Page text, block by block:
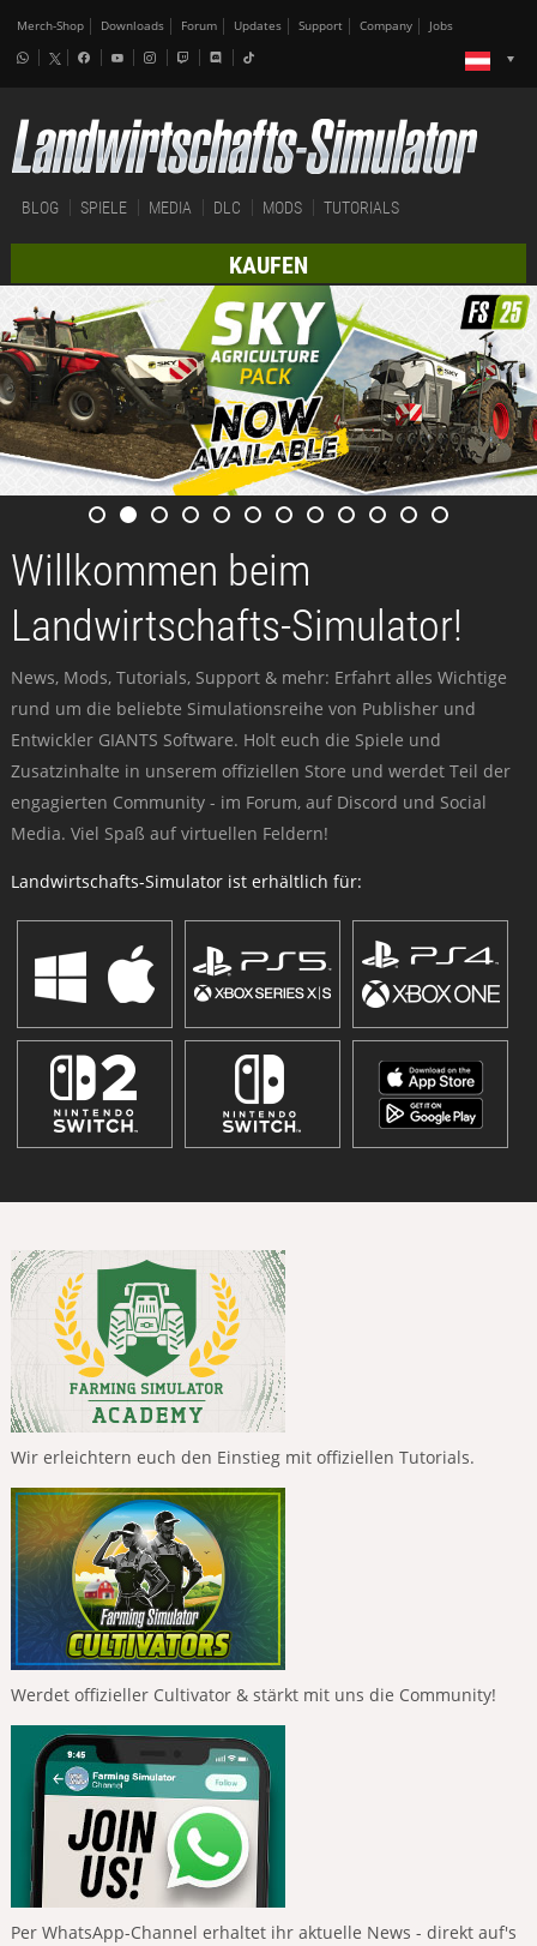
Merch-Shop Downloads Forum Updates Support Company Jobs
BLOG SPIELE MEDIA DLC MODS TUTORIALS
KAUFEN
Willkommen beim
Landwirtschafts-Simulator!
News, Mods, Tutorials, Support & mehr: Erfahrt alles Wichtige
rund um die beliebte Simulationsreihe von Publisher und
Entwickler GIANTS Software. Holt euch die Spiele und
Zusatzinhalte in unserem offiziellen Store und werdet Teil der
engagierten Community - im Forum, auf Discord und Social
Media. Viel Spaß auf virtuellen Feldern!
Landwirtschafts-Simulator ist erhältlich für:
Wir erleichtern euch den Einstieg mit offiziellen Tutorials.
Werdet offizieller Cultivator & stärkt mit uns die Community!
Per WhatsApp-Channel erhaltet ihr aktuelle News - direkt auf's